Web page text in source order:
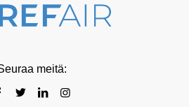
meitä: